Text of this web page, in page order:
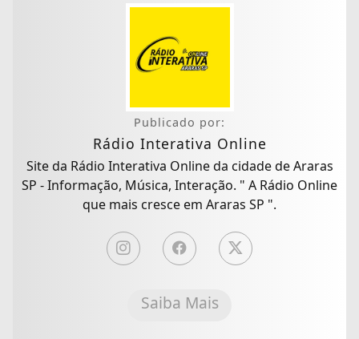
Publicado por:
Rádio Interativa Online
Site da Rádio Interativa Online da cidade de Araras
SP - Informação, Música, Interação. " A Rádio Online
que mais cresce em Araras SP ".
Saiba Mais